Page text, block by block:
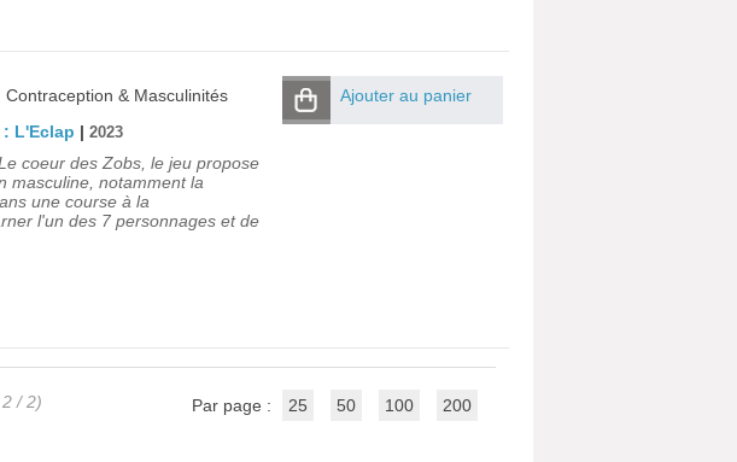
& Masculinités
L'Eclap | 2023
coeur des Zobs, le jeu propose
masculine, notamment la
une course à la
l'un des 7 personnages et de
Ajouter au panier
/ 2) Par page : 25 50 100 200